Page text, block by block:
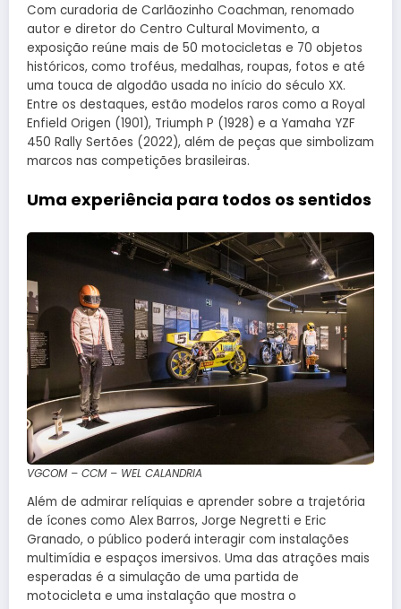
Com curadoria de Carlãozinho Coachman, renomado
autor e diretor do Centro Cultural Movimento, a
exposição reúne mais de 50 motocicletas e 70 objetos
históricos, como troféus, medalhas, roupas, fotos e até
uma touca de algodão usada no início do século XX.
Entre os destaques, estão modelos raros como a Royal
Enfield Origen (1901), Triumph P (1928) e a Yamaha YZF
450 Rally Sertões (2022), além de peças que simbolizam
marcos nas competições brasileiras.
Uma experiência para todos os sentidos
VGCOM – CCM – WEL CALANDRIA
Além de admirar relíquias e aprender sobre a trajetória
de ícones como Alex Barros, Jorge Negretti e Eric
Granado, o público poderá interagir com instalações
multimídia e espaços imersivos. Uma das atrações mais
esperadas é a simulação de uma partida de
motocicleta e uma instalação que mostra o